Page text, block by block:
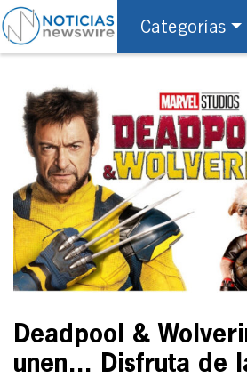
Categorías
Deadpool &
unen… Disfruta de